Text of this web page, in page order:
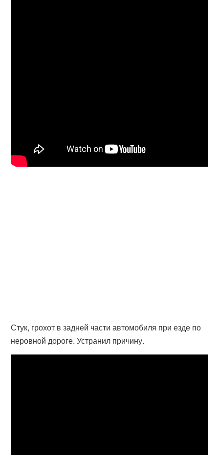
Стук, грохот в задней части автомобиля при езде по
неровной дороге. Устранил причину.